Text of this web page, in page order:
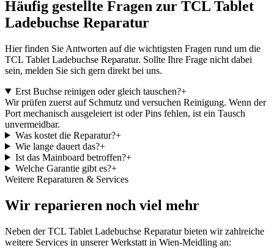
Häufig gestellte Fragen zur TCL Tablet
Ladebuchse Reparatur
Hier finden Sie Antworten auf die wichtigsten Fragen rund um die
TCL Tablet Ladebuchse Reparatur. Sollte Ihre Frage nicht dabei
sein, melden Sie sich gern direkt bei uns.
Erst Buchse reinigen oder gleich tauschen?+
Wir prüfen zuerst auf Schmutz und versuchen Reinigung. Wenn der
Port mechanisch ausgeleiert ist oder Pins fehlen, ist ein Tausch
unvermeidbar.
Was kostet die Reparatur?+
Wie lange dauert das?+
Ist das Mainboard betroffen?+
Welche Garantie gibt es?+
Weitere Reparaturen & Services
Wir reparieren noch viel mehr
Neben der TCL Tablet Ladebuchse Reparatur bieten wir zahlreiche
weitere Services in unserer Werkstatt in Wien-Meidling an: